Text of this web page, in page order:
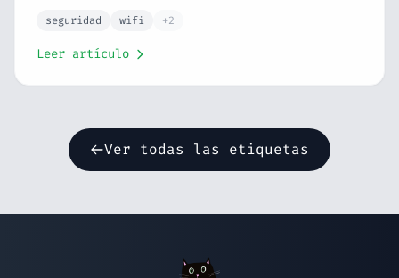
más comunes y cómo arreglarlos en 10 minutos.
seguridad wifi +2
Leer artículo
Ver todas las etiquetas